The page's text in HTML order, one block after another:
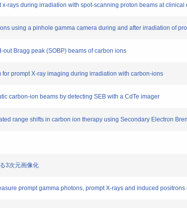
rays during irradiation with spot-scanning proton beams at clinical
using a pinhole gamma camera during and after irradiation of
Bragg peak (SOBP) beams of carbon ions
prompt X-ray imaging during irradiation with carbon-ions
carbon-ion beams by detecting SEB with a CdTe imager
range shifts in carbon ion therapy using Secondary Electron
3次元画像化
prompt gamma photons, prompt X-rays and induced